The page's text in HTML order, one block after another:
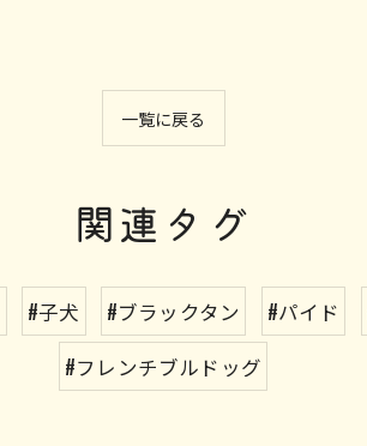
一覧に戻る
関連タグ
#子犬 #ブラックタン #パイド
#フレンチブルドッグ